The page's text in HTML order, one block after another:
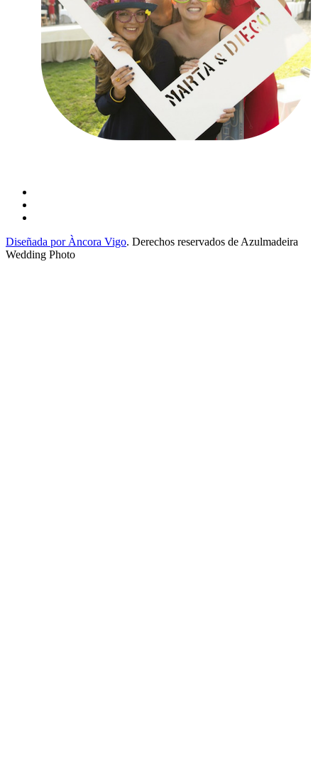
Diseñada por Àncora Vigo. Derechos reservados de Azulmadeira
Wedding Photo